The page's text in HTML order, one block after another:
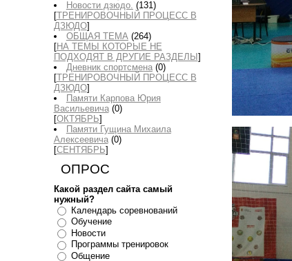
Новости дзюдо. (131)
[ТРЕНИРОВОЧНЫЙ ПРОЦЕСС В
ДЗЮДО]
ОБЩАЯ ТЕМА (264)
[НА ТЕМЫ КОТОРЫЕ НЕ
ПОДХОДЯТ В ДРУГИЕ РАЗДЕЛЫ ]
Дневник спортсмена (0)
[ТРЕНИРОВОЧНЫЙ ПРОЦЕСС В
ДЗЮДО]
Памяти Карпова Юрия
Васильевича (0)
[ОКТЯБРЬ]
Памяти Гущина Михаила
Алексеевича (0)
[СЕНТЯБРЬ]
ОПРОС
Какой раздел сайта самый
нужный?
Календарь соревнований
Обучение
Новости
Программы тренировок
Общение